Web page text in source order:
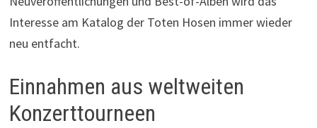
Interesse am Katalog der Toten Hosen immer wieder
neu entfacht.
Einnahmen aus weltweiten
Konzerttourneen